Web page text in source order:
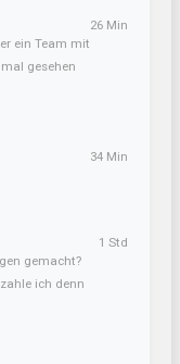
ein Team mit
gesehen
26 Min
34 Min
gemacht?
ich denn
1 Std